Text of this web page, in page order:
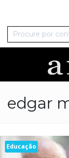
edgar
Educação